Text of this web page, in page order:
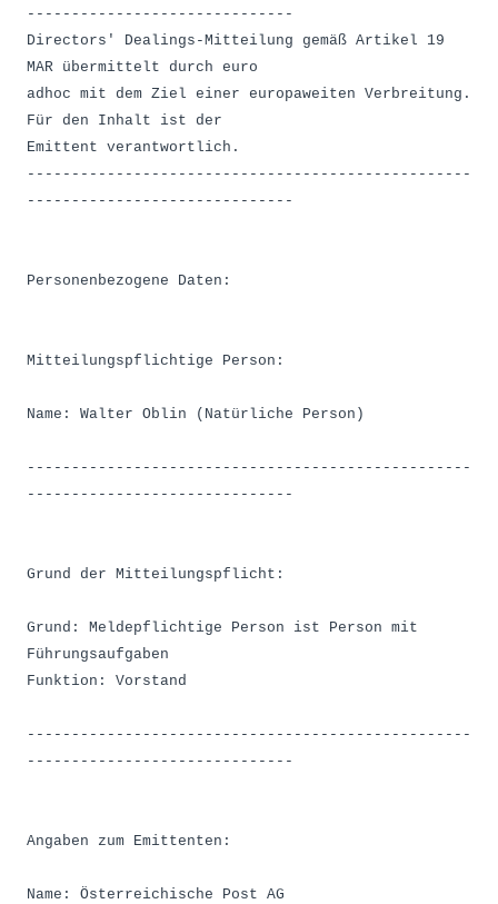
------------------------------
Directors' Dealings-Mitteilung gemäß Artikel 19
MAR übermittelt durch euro
adhoc mit dem Ziel einer europaweiten Verbreitung.
Für den Inhalt ist der
Emittent verantwortlich.
--------------------------------------------------
------------------------------
Personenbezogene Daten:
Mitteilungspflichtige Person:
Name: Walter Oblin (Natürliche Person)
--------------------------------------------------
------------------------------
Grund der Mitteilungspflicht:
Grund: Meldepflichtige Person ist Person mit
Führungsaufgaben
Funktion: Vorstand
--------------------------------------------------
------------------------------
Angaben zum Emittenten:
Name: Österreichische Post AG